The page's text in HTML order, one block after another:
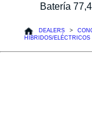
Batería
DEALERS
HÍBRIDOS/ELÉCTRICOS